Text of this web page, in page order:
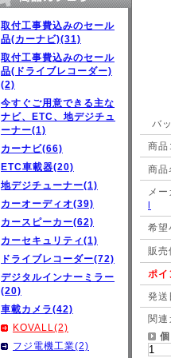
取付工事費込みのセール
品(カーナビ)(31)
取付工事費込みのセール
品(ドライブレコーダー)
(2)
今すぐご用意できる主な
ナビ、ETC、地デジチュ
ーナー(1)
カーナビ(66)
ETC車載器(20)
地デジチューナー(1)
カーオーディオ(39)
カースピーカー(62)
カーセキュリティ(1)
ドライブレコーダー(72)
デジタルインナーミラー
(20)
車載カメラ(42)
KOVALL(2)
フジ電機工業(2)
バ
商
商品
メ
l
希望
販売
ポ
発送
関連